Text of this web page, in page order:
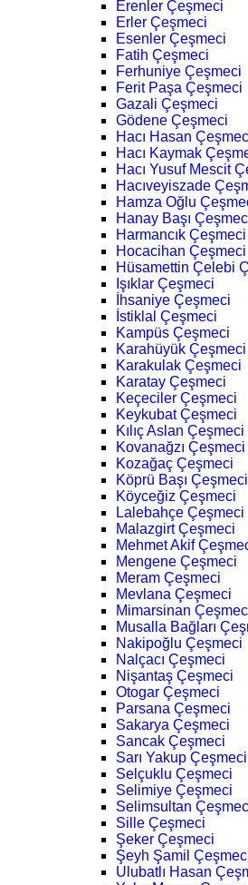
Erenler Çeşmeci
Erler Çeşmeci
Esenler Çeşmeci
Fatih Çeşmeci
Ferhuniye Çeşmeci
Ferit Paşa Çeşmeci
Gazali Çeşmeci
Gödene Çeşmeci
Hacı Hasan
Hacı Kaymak
Hacı Yusuf Mescit
Hacıveyiszade
Hamza Oğlu
Hanay Başı
Harmancık Çeşmeci
Hocacihan Çeşmeci
Hüsamettin Çelebi
Işıklar Çeşmeci
İhsaniye Çeşmeci
İstiklal Çeşmeci
Kampüs Çeşmeci
Karahüyük Çeşmeci
Karakulak Çeşmeci
Karatay Çeşmeci
Keçeciler Çeşmeci
Keykubat Çeşmeci
Kılıç Aslan Çeşmeci
Kovanağzı Çeşmeci
Kozağaç Çeşmeci
Köprü Başı Çeşmeci
Köyceğiz Çeşmeci
Lalebahçe Çeşmeci
Malazgirt Çeşmeci
Mehmet Akif
Mengene Çeşmeci
Meram Çeşmeci
Mevlana Çeşmeci
Mimarsinan
Musalla Bağları
Nakipoğlu Çeşmeci
Nalçacı Çeşmeci
Nişantaş Çeşmeci
Otogar Çeşmeci
Parsana Çeşmeci
Sakarya Çeşmeci
Sancak Çeşmeci
Sarı Yakup Çeşmeci
Selçuklu Çeşmeci
Selimiye Çeşmeci
Selimsultan
Sille Çeşmeci
Şeker Çeşmeci
Şeyh Şamil
Ulubatlı Hasan